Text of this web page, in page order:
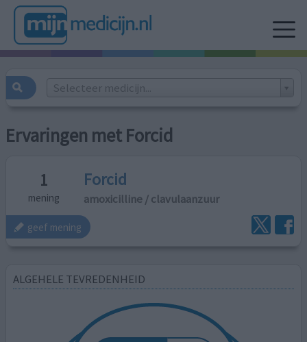
Selecteer medicijn...
Ervaringen met Forcid
1
mening
Forcid
amoxicilline / clavulaanzuur
geef mening
ALGEHELE TEVREDENHEID